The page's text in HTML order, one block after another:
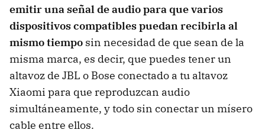
emitir una señal de audio para que varios
dispositivos compatibles puedan recibirla al
mismo tiempo sin necesidad de que sean de la
misma marca, es decir, que puedes tener un
altavoz de JBL o Bose conectado a tu altavoz
Xiaomi para que reproduzcan audio
simultáneamente, y todo sin conectar un mísero
cable entre ellos.